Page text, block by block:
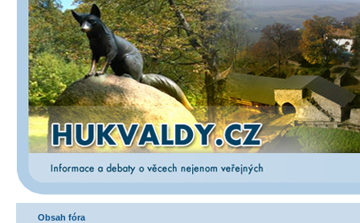
Obsah fóra